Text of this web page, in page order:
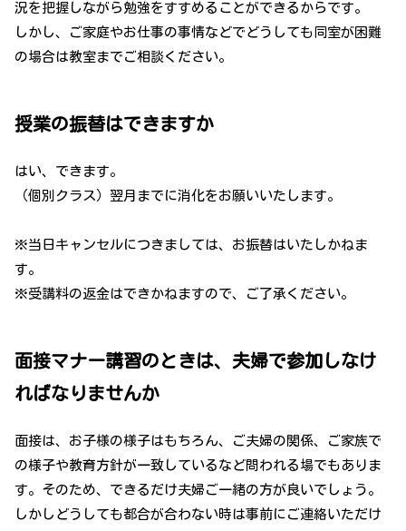
況を把握しながら勉強をすすめることができるからです。
しかし、ご家庭やお仕事の事情などでどうしても同室が困難
の場合は教室までご相談ください。
授業の振替はできますか
はい、できます。
（個別クラス）翌月までに消化をお願いいたします。
※当日キャンセルにつきましては、お振替はいたしかねま
す。
※受講料の返金はできかねますので、ご了承ください。
面接マナー講習のときは、夫婦で参加しなけ
ればなりませんか
面接は、お子様の様子はもちろん、ご夫婦の関係、ご家族で
の様子や教育方針が一致しているなど問われる場でもありま
す。そのため、できるだけ夫婦ご一緒の方が良いでしょう。
しかしどうしても都合が合わない時は事前にご連絡いただけ